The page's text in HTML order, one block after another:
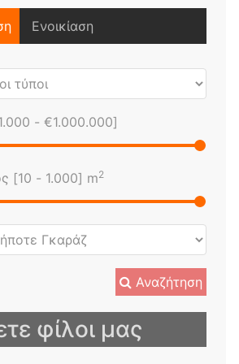
Ενοικίαση
- €1.000.000]
[10 - 1.000] m2
Αναζήτηση
φίλοι μας